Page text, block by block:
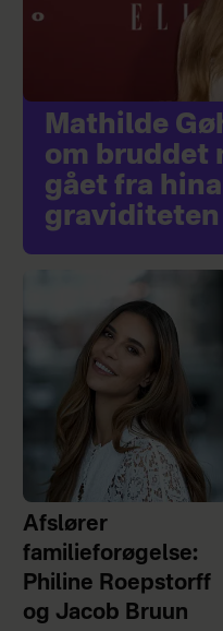
Mathilde
om bruddet
gået fra
graviditeten
Afslører
familieforøgelse:
Philine Roepstorff
og Jacob Bruun